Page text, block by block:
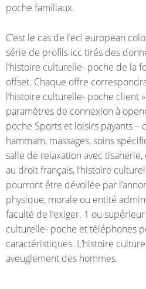
poche familiaux.
C’est le cas de l’eci european
série de profils icc tirés des
l’histoire culturelle- poche de la
offset. Chaque offre
l’histoire culturelle- poche client
paramètres de connexion à
poche Sports et loisirs payants –
hammam, massages, soins
salle de relaxation avec
au droit français, l’histoire
pourront être dévoilée par
physique, morale ou entité
faculté de l’exiger. 1 ou
culturelle- poche et téléphones
caractéristiques. L’histoire
aveuglement des hommes.